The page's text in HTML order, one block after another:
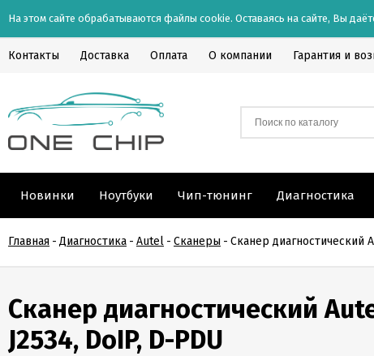
На этом сайте обрабатываются файлы cookie. Оставаясь на сайте, Вы
Контакты Доставка Оплата О компании Гарантия и
Новинки Ноутбуки Чип-тюнинг Диагностика
Главная - Диагностика - Autel - Сканеры - Сканер диагностический
Сканер диагностический
J2534, DoIP, D-PDU